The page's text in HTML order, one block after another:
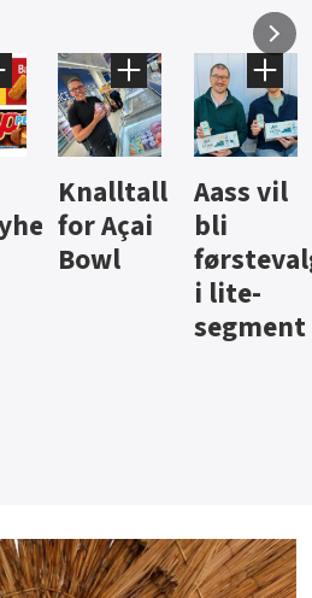
Brus og
jus fra
Berentsen
Hard
iste fra
Hansa